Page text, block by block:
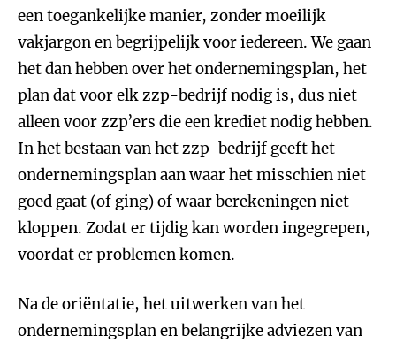
een toegankelijke manier, zonder moeilijk
vakjargon en begrijpelijk voor iedereen. We gaan
het dan hebben over het ondernemingsplan, het
plan dat voor elk zzp-bedrijf nodig is, dus niet
alleen voor zzp’ers die een krediet nodig hebben.
In het bestaan van het zzp-bedrijf geeft het
ondernemingsplan aan waar het misschien niet
goed gaat (of ging) of waar berekeningen niet
kloppen. Zodat er tijdig kan worden ingegrepen,
voordat er problemen komen.
Na de oriëntatie, het uitwerken van het
ondernemingsplan en belangrijke adviezen van